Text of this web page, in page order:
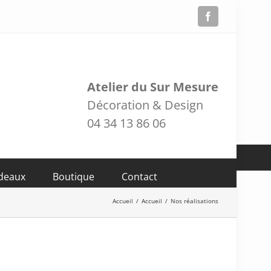
Atelier du Sur Mesure
Décoration & Design
04 34 13 86 06
Boutique Contact
Accueil / Accueil / Nos réalisations